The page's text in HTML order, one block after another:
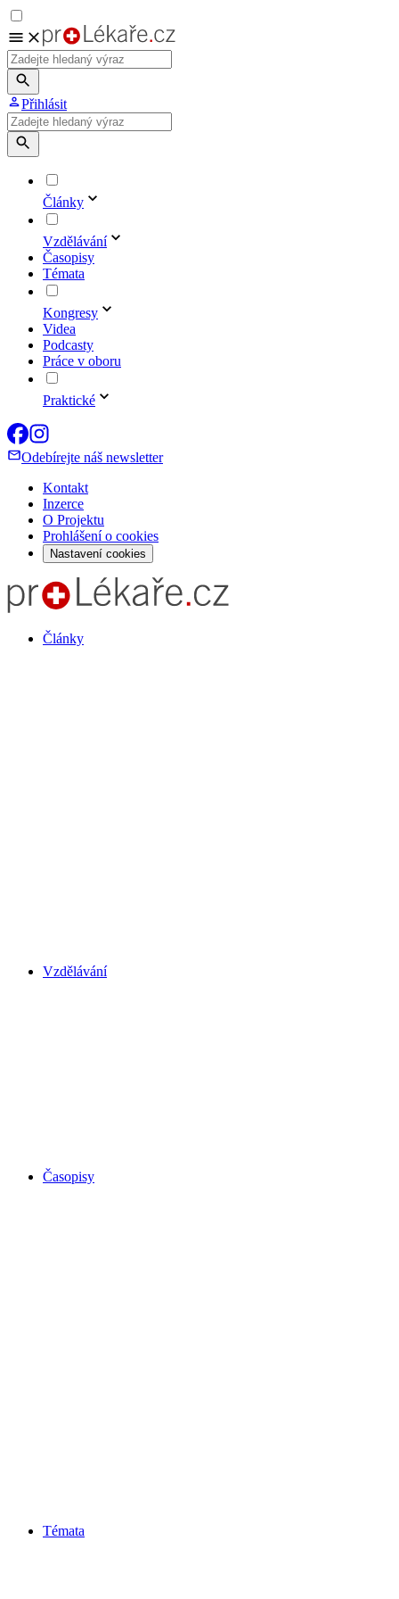
Přihlásit
Články
Vzdělávání
Časopisy
Témata
Kongresy
Videa
Podcasty
Práce v oboru
Praktické
Odebírejte náš newsletter
Kontakt
Inzerce
O Projektu
Prohlášení o cookies
Nastavení cookies
Články
Vzdělávání
Časopisy
Témata